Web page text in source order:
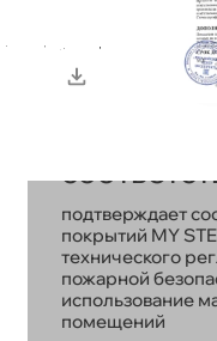
подтверждает
покрытий MY
технического
пожарной
использование
помещений